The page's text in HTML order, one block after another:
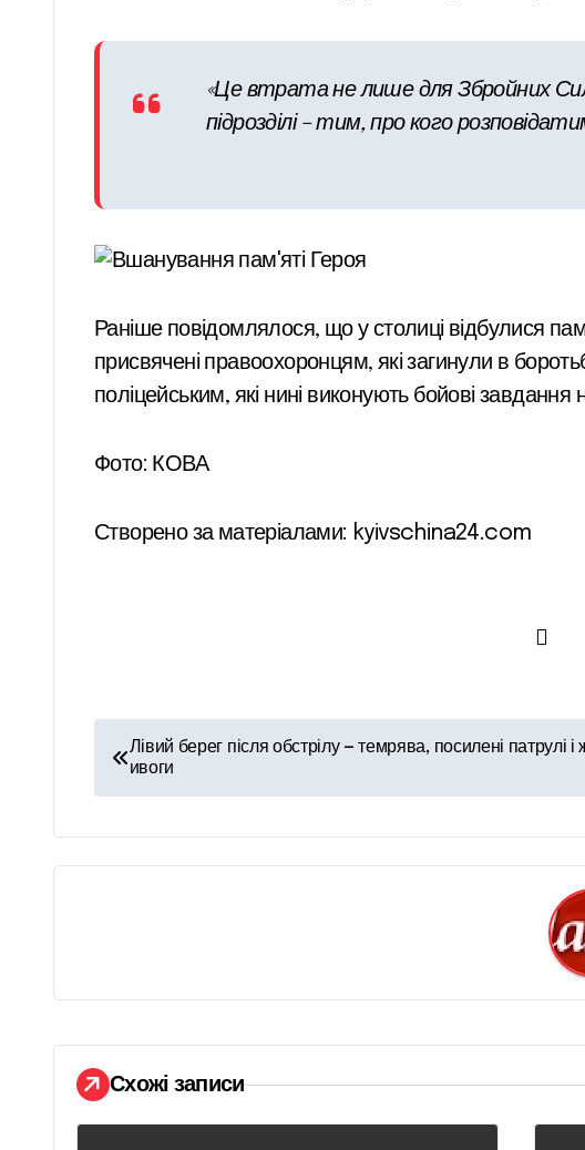
«Це втрата не лише для Збройних
підрозділі – тим, про кого
Раніше повідомлялося, що у столиці відбулися
присвячені правоохоронцям, які загинули в
поліцейським, які нині виконують бойові
Фото: КОВА
Створено за матеріалами: kyivschina24.com
а
в
і
ц
і
я
Лівий берег після обстрілу — темрява, посилені патрулі
ивоги
Схожі записи